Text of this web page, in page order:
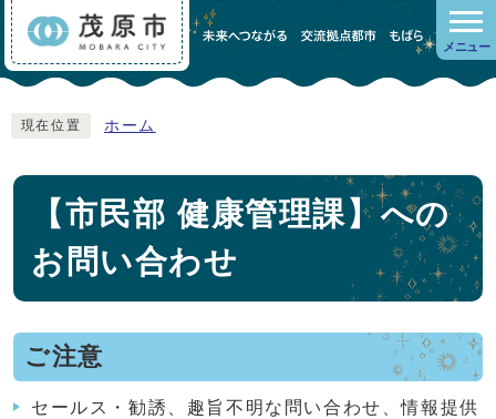
メニュー
現在位置 ホーム
【市民部 健康管理課】への
お問い合わせ
ご注意
セールス・勧誘、趣旨不明な問い合わせ、情報提供